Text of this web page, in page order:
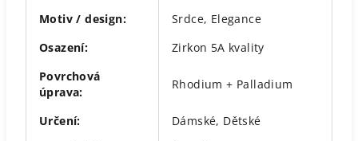
Motiv / design: Srdce, Elegance
Osazení:
Zirkon 5A kvality
Povrchová
úprava:
Rhodium + Palladium
Určení: Dámské, Dětské